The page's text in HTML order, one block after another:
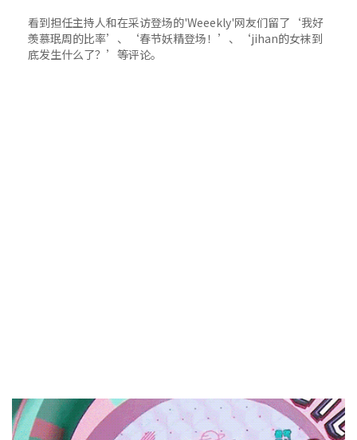
看到担任主持人和在采访登场的'Weeekly'网友们留了‘我好
羡慕珉周的比率’、‘春节妖精登场！’、‘jihan的女袜到
底发生什么了？’等评论。